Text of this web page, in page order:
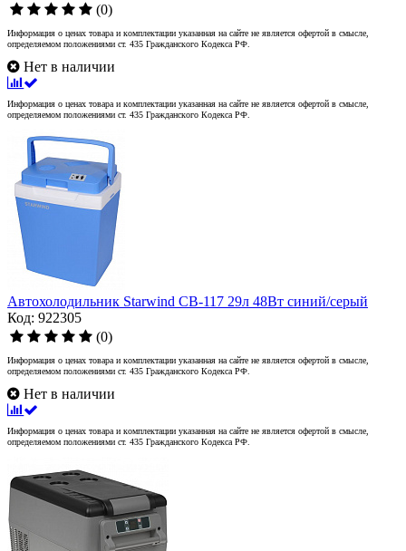
(0)
Информация о ценах товара и комплектации указанная на сайте не является офертой в смысле,
определяемом положениями ст. 435 Гражданского Кодекса РФ.
Нет в наличии
Информация о ценах товара и комплектации указанная на сайте не является офертой в смысле,
определяемом положениями ст. 435 Гражданского Кодекса РФ.
Автохолодильник Starwind CB-117 29л 48Вт синий/серый
Код: 922305
(0)
Информация о ценах товара и комплектации указанная на сайте не является офертой в смысле,
определяемом положениями ст. 435 Гражданского Кодекса РФ.
Нет в наличии
Информация о ценах товара и комплектации указанная на сайте не является офертой в смысле,
определяемом положениями ст. 435 Гражданского Кодекса РФ.